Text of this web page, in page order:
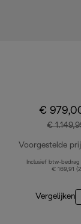
€
€
Voorgestelde
Inclusief btw-bedrag
€ 169,91
Vergelijken